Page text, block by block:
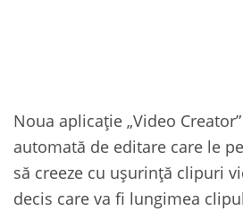
Noua aplicație „Video
automată de editare care le
să creeze cu ușurință clipuri
decis care va fi lungimea